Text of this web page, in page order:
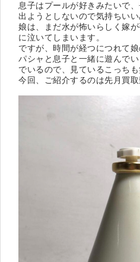
息子はプールが好きみたいで
出ようとしないので気持ちい
娘は、まだ水が怖いらしく嫁
に泣いてしまいます。
ですが、時間が経つにつれて
パシャと息子と一緒に遊んで
でいるので、見ているこっち
今回、ご紹介するのは先月買取